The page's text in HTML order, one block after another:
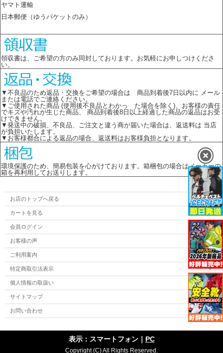
ヤマト運輸
日本郵便（ゆうパケットのみ）
領収書は、ご希望の方のみ同封しております。お気軽にお申しつけくださ
い。
▼不良品のため返品・交換をご希望の場合は 商品到着後7日以内に メール
または電話でご連絡ください。
▼ご使用された商品 (使用後不良品とわかっ た場合を除く)、お客様の責任
でキズや汚れが生じた商品、 商品到着後8日以上経過した商品の返品はお受
けできません。
▼発送中の破損、不良品、ご注文と違う商が届いた場合は、返送料は 当店
が負担いたします。
▼お客様都合による返品の場合、返送料はお客様負担となります。
環境保護のため、簡易包装を心がけております。箱梱包の場合はメーカーの
箱を再利用してお送りします。
お店のトップへ戻る
カートを見る
会員ログイン
お客様の声
ご利用案内
特定商取引法表示
個人情報の取扱い
サイトマップ
お問い合わせ
表示：スマートフォン｜ PC
Copyright (C) All Rights Reserved.